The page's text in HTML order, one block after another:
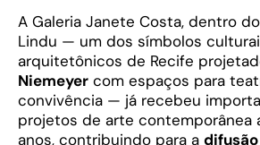
A Galeria Janete Costa, dentro
Lindu — um dos símbolos
arquitetônicos de Recife
Niemeyer com espaços para
convivência — já recebeu
projetos de arte contemporânea
anos, contribuindo para a